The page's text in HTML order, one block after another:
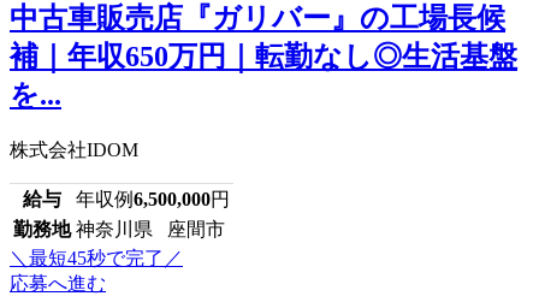
中古車販売店『ガリバー』の工場長候
補｜年収650万円｜転勤なし◎生活基盤
を...
株式会社IDOM
給与 年収例6,500,000円
勤務地 神奈川県 座間市
＼最短45秒で完了／
応募へ進む